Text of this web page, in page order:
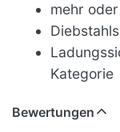
mehr
Kategorie
Bewertungen